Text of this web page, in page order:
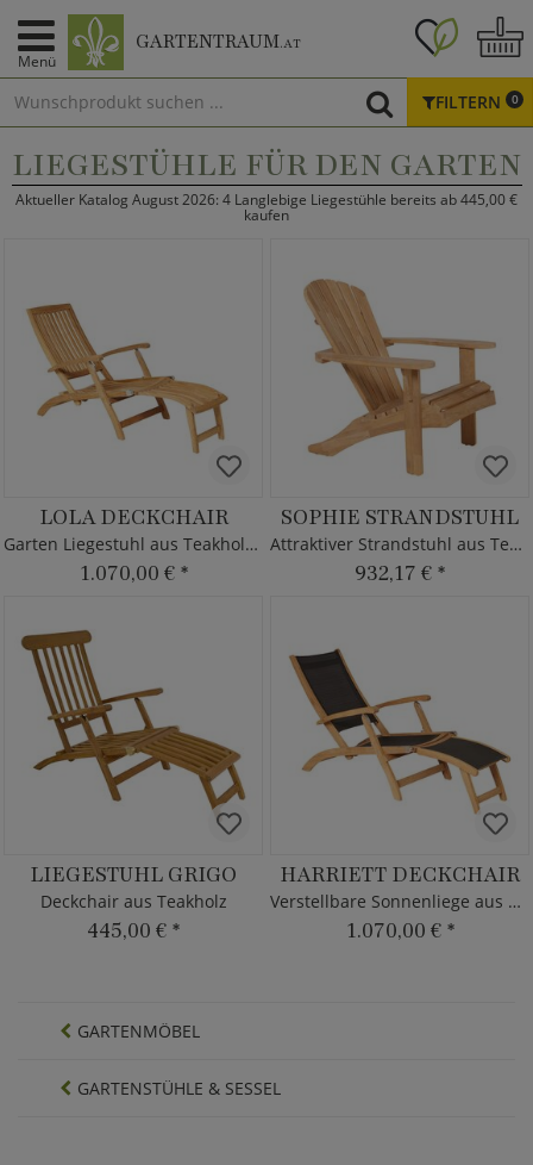
Menü
GARTENTRAUM.AT
FILTERN 0
LIEGESTÜHLE FÜR DEN GARTEN
Aktueller Katalog August 2026: 4 Langlebige Liegestühle bereits ab 445,00 €
kaufen
LOLA DECKCHAIR
Garten Liegestuhl aus Teakholz - modern
1.070,00 € *
SOPHIE STRANDSTUHL
Attraktiver Strandstuhl aus Teakholz
932,17 € *
LIEGESTUHL GRIGO
Deckchair aus Teakholz
445,00 € *
HARRIETT DECKCHAIR
Verstellbare Sonnenliege aus Teakholz
1.070,00 € *
GARTENMÖBEL
GARTENSTÜHLE & SESSEL